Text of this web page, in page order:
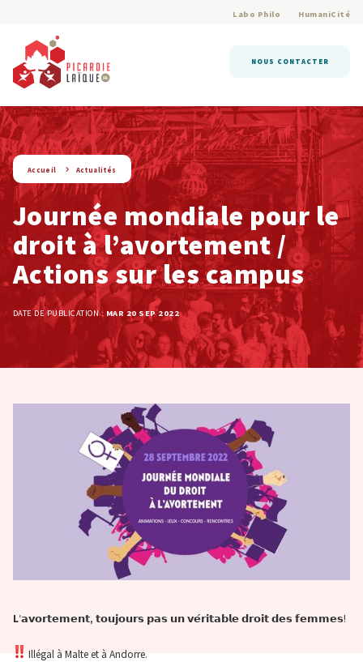
Labo Philo HumaniCité
NOUS CONTACTER
string(9) « actualite »
Accueil Actualités
Journée mondiale pour le
droit à l’avortement /
Actions sur les campus
DATE DE PUBLICATION : MAR 20 SEP 2022
L‘𝗮𝘃𝗼𝗿𝘁𝗲𝗺𝗲𝗻𝘁, 𝘁𝗼𝘂𝗷𝗼𝘂𝗿𝘀 𝗽𝗮𝘀 𝘂𝗻 𝘃𝗲́𝗿𝗶𝘁𝗮𝗯𝗹𝗲 𝗱𝗿𝗼𝗶𝘁 𝗱𝗲𝘀 𝗳𝗲𝗺𝗺𝗲𝘀!
Illégal à Malte et à Andorre.